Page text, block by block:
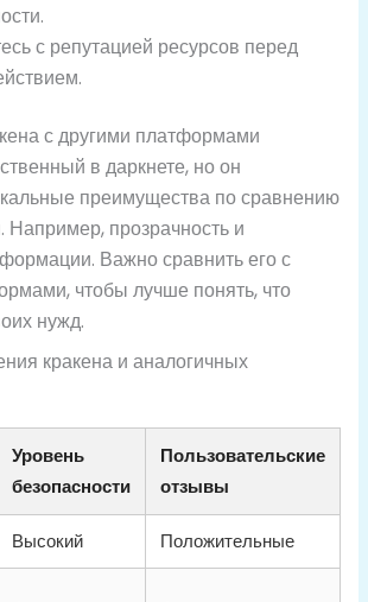
с репутацией ресурсов перед
с другими платформами
в даркнете, но он
преимущества по сравнению
Например, прозрачность и
Важно сравнить его с
чтобы лучше понять, что
нужд.
кракена и аналогичных
Уровень
безопасности
Пользовательские
отзывы
Высокий Положительные